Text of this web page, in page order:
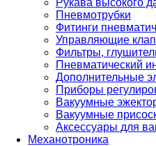
Пневмотрубки
Фитинги
Управляющие
Фильтры,
Пневматический
Дополнительные
Приборы
Вакуумные
Вакуумные
Аксессуары для
Механотроника